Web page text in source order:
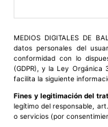
MEDIOS DIGITALES DE
datos personales del
conformidad con lo
(GDPR), y la Ley Orgánica
facilita la siguiente
Fines y legitimación del
legítimo del responsable,
o servicios (por